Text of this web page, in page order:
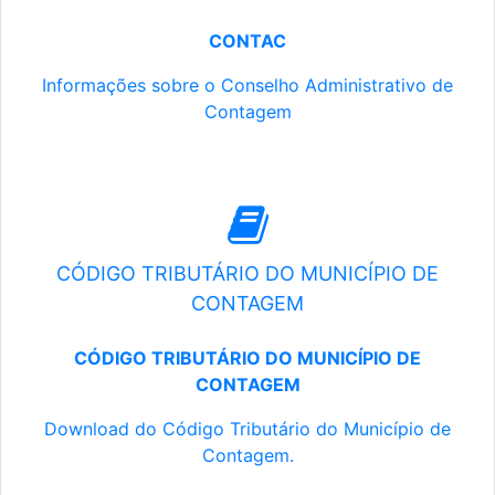
CONTAC
Informações sobre o Conselho Administrativo de
Contagem
CÓDIGO TRIBUTÁRIO DO MUNICÍPIO DE
CONTAGEM
CÓDIGO TRIBUTÁRIO DO MUNICÍPIO DE
CONTAGEM
Download do Código Tributário do Município de
Contagem.